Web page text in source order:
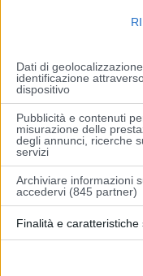
Dati di
identificazione
dispositivo
Pubblicità e contenuti
misurazione delle
degli annunci, ricerche
servizi
Archiviare informazioni
accedervi (845 partner)
Finalità e caratteristiche
variabile al mattino,
(Arpae)
Articolo precedente
Fratelli d’Italia:
Maranello, la politica